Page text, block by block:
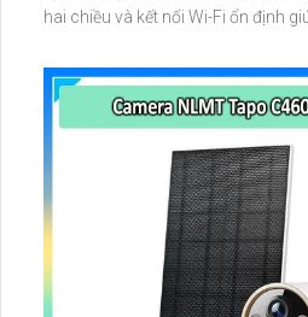
hai chiều và kết nối Wi-Fi ổn định giúp
dễ lắp đặt cho gia đình và văn